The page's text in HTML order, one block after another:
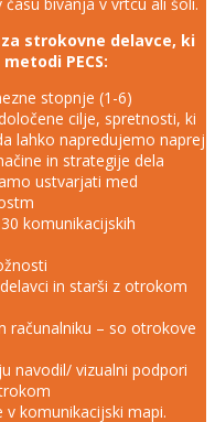
strokovne delavce, ki
PECS:
stopnje (1-6)
cilje, spretnosti, ki
lahko napredujemo naprej
in strategije dela
ustvarjati med
komunikacijskih
in starši z otrokom
računalniku – so otrokove
navodil/ vizualni podpori
komunikacijski mapi.